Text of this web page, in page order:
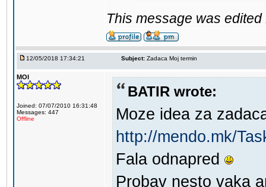
This message was
12/05/2018 17:34:21 Subject: Zadaca Moj termin
MOI
Joined: 07/07/2010 16:31:48
Messages: 447
Offline
BATIR wrote:
Moze idea za
http://mendo.mk/
Fala odnapred
Probav nesto vaka